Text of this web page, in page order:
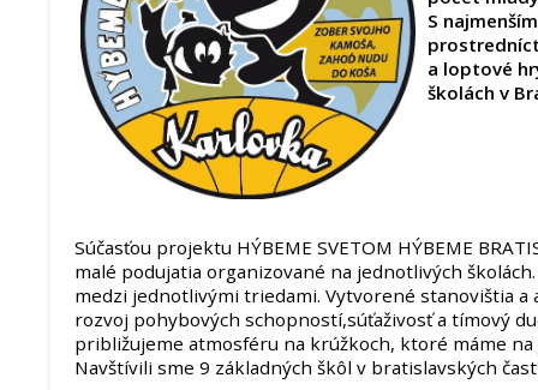
S
a loptové
školách v
Súčasťou projektu HÝBEME SVETOM HÝBEME
malé podujatia organizované na jednotlivých
medzi jednotlivými triedami. Vytvorené stanovištia
rozvoj pohybových schopností,súťaživosť a tímový
približujeme atmosféru na krúžkoch, ktoré máme
Navštívili sme 9 základných škôl v bratislavských